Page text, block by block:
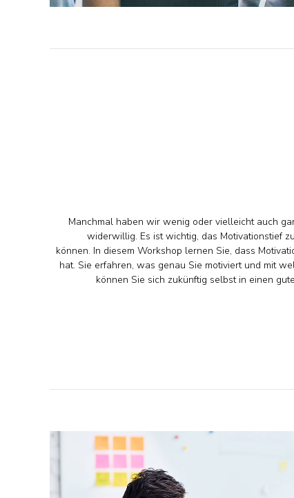
Manchmal haben wir wenig oder vielleicht auch
widerwillig. Es ist wichtig, das Motivationstief
können. In diesem Workshop lernen Sie, dass
hat. Sie erfahren, was genau Sie motiviert und mit
können Sie sich zukünftig selbst in einen